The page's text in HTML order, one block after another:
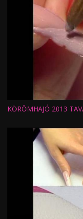
Hossz:
Nézettség:
Feltöltve:
KÖRÖMHAJÓ 2013